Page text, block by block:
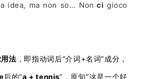
idea, ma non so... Non ci gioco
法，即指动词后“介词+名词”成分，
后的“a + tennis”，原句“这是一个好